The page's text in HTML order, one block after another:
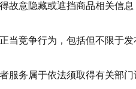
故意隐藏或遮挡商品相关信
当竞争行为，包括但不限于
服务属于依法须取得有关部